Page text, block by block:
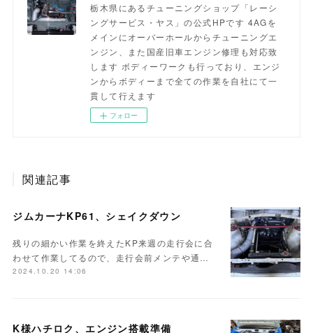
栃木県にあるチューニングショップ「レーシ
ングサービス・ヤス」の公式HPです 4AGを
メインにオーバーホールからチューニングエ
ンジン、また国産旧車エンジン修理も対応致
します ボディーワークも行っており、エンジ
ンからボディーまで全ての作業を自社にて一
貫して行えます
フォロー
関連記事
ジムカーナKP61、シェイクダウン
残りの細かい作業を終えたKP来週の走行会に合
わせて作業してるので、走行会前メンテや通…
2024.10.20 14:06
K様ハチロク、エンジン搭載準備